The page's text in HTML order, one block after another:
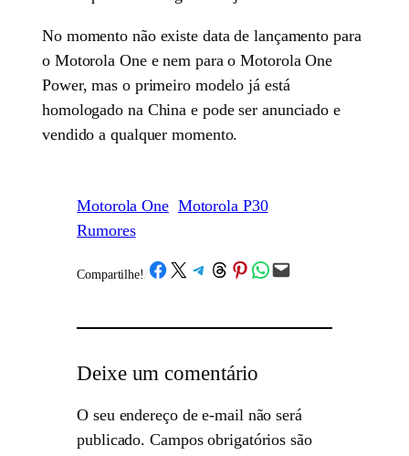
No momento não existe data de lançamento para
o Motorola One e nem para o Motorola One
Power, mas o primeiro modelo já está
homologado na China e pode ser anunciado e
vendido a qualquer momento.
Motorola One Motorola P30
Rumores
Compartilhe! /Share on Facebook
Share on X Share on Telegram
Share on Threads
Share on Pinterest
Share on WhatsApp
Email this Page
Deixe um comentário
O seu endereço de e-mail não será
publicado. Campos obrigatórios são